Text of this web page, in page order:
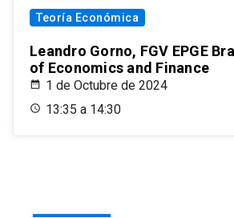
Teoría Económica
Leandro Gorno, FGV EPGE
of Economics and Finance
1 de Octubre de 2024
13:35 a 14:30